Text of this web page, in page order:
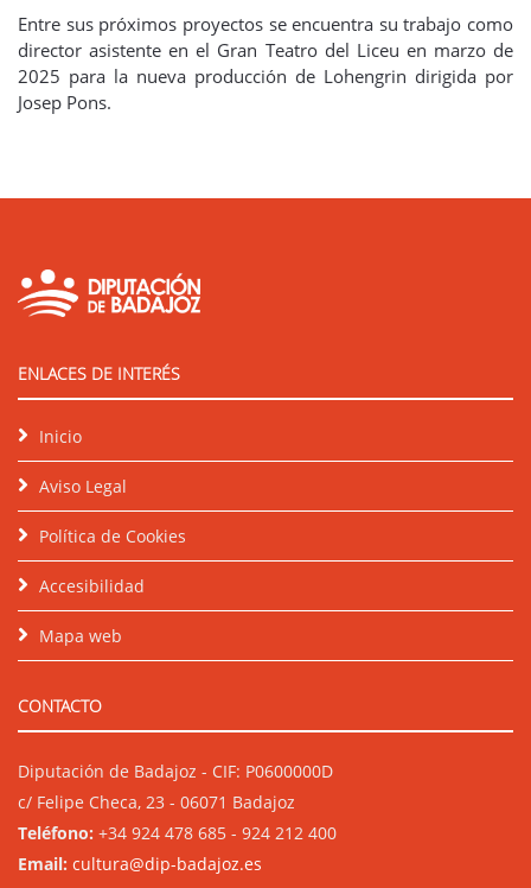
Entre sus próximos proyectos se encuentra su trabajo como
director asistente en el Gran Teatro del Liceu en marzo de
2025 para la nueva producción de Lohengrin dirigida por
Josep Pons.
ENLACES DE INTERÉS
Inicio
Aviso Legal
Política de Cookies
Accesibilidad
Mapa web
CONTACTO
Diputación de Badajoz - CIF: P0600000D
c/ Felipe Checa, 23 - 06071 Badajoz
Teléfono: +34 924 478 685 - 924 212 400
Email: cultura@dip-badajoz.es